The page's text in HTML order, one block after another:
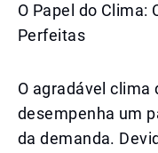
O Papel do Clima:
Perfeitas
O agradável clima
desempenha um
da demanda.